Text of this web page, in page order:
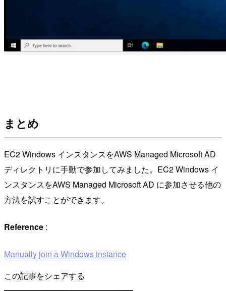
まとめ
EC2 Windows インスタンスをAWS Managed Microsoft AD
ディレクトリに手動で参加してみました。EC2 Windows イ
ンスタンスをAWS Managed Microsoft AD に参加させる他の
方法を試すことができます。
Reference :
Manually join a Windows instance
この記事をシェアする